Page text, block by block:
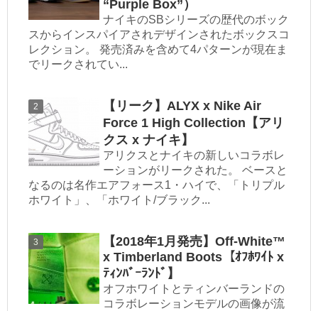
“Purple Box”）
ナイキのSBシリーズの歴代のボック
スからインスパイアされデザインされたボックスコ
レクション。 発売済みを含めて4パターンが現在ま
でリークされてい...
【リーク】ALYX x Nike Air
Force 1 High Collection【アリ
クス x ナイキ】
アリクスとナイキの新しいコラボレ
ーションがリークされた。 ベースと
なるのは名作エアフォース1・ハイで、「トリプル
ホワイト」、「ホワイト/ブラック...
【2018年1月発売】Off-White™
x Timberland Boots【ｵﾌﾎﾜｲﾄ x
ﾃｨﾝﾊﾞｰﾗﾝﾄﾞ】
オフホワイトとティンバーランドの
コラボレーションモデルの画像が流